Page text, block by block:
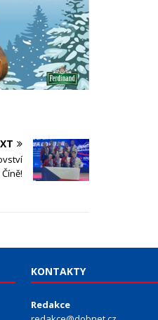
KONTAKTY
Redakce